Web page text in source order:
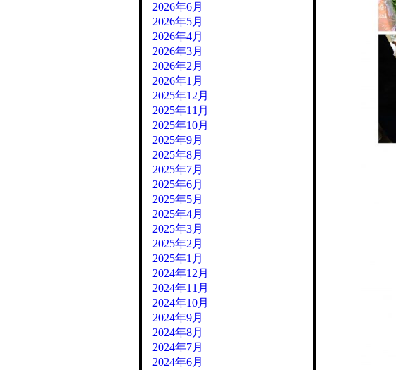
2026年6月
2026年5月
2026年4月
2026年3月
2026年2月
2026年1月
2025年12月
2025年11月
2025年10月
2025年9月
2025年8月
2025年7月
2025年6月
2025年5月
2025年4月
2025年3月
2025年2月
2025年1月
2024年12月
2024年11月
2024年10月
2024年9月
2024年8月
2024年7月
2024年6月